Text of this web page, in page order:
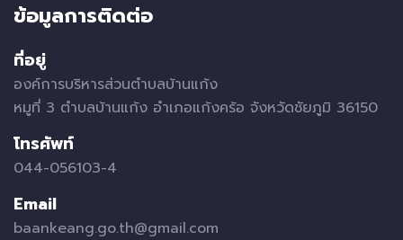
ข้อมูลการติดต่อ
ที่อยู่
องค์การบริหารส่วนตำบลบ้านแก้ง
หมูที่ 3 ตำบลบ้านแก้ง อำเภอแก้งคร้อ จังหวัดชัยภูมิ 36150
โทรศัพท์
044-056103-4
Email
baankeang.go.th@gmail.com